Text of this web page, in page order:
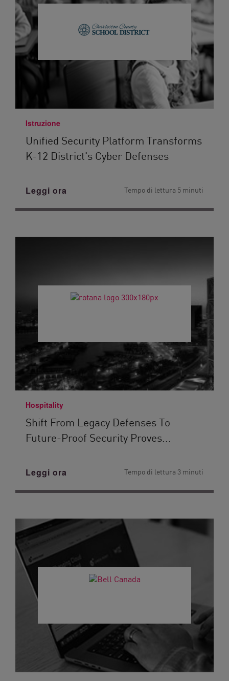
Istruzione
Unified Security Platform Transforms
K-12 District's Cyber Defenses
Leggi ora Tempo di lettura 5 minuti
Hospitality
Shift From Legacy Defenses To
Future-Proof Security Proves...
Leggi ora Tempo di lettura 3 minuti